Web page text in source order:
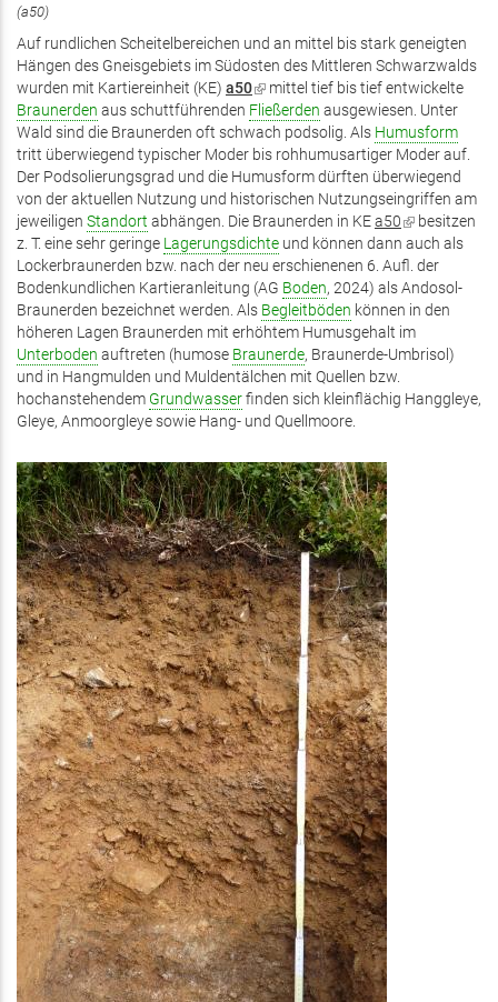
(a50)
Auf rundlichen Scheitelbereichen und an mittel bis stark geneigten
Hängen des Gneisgebiets im Südosten des Mittleren Schwarzwalds
wurden mit Kartiereinheit (KE) a50(Link
ist
extern)
mittel tief bis tief entwickelte
Braunerden aus schuttführenden Fließerden ausgewiesen. Unter
Wald sind die Braunerden oft schwach podsolig. Als Humusform
tritt überwiegend typischer Moder bis rohhumusartiger Moder auf.
Der Podsolierungsgrad und die Humusform dürften überwiegend
von der aktuellen Nutzung und historischen Nutzungseingriffen am
jeweiligen Standort abhängen. Die Braunerden in KEa50(Link
ist
extern)
besitzen
z. T. eine sehr geringe Lagerungsdichte und können dann auch als
Lockerbraunerden bzw. nach der neu erschienenen 6. Aufl. der
Bodenkundlichen Kartieranleitung (AG Boden, 2024) als Andosol-
Braunerden bezeichnet werden. Als Begleitböden können in den
höheren Lagen Braunerden mit erhöhtem Humusgehalt im
Unterboden auftreten (humose Braunerde, Braunerde-Umbrisol)
und in Hangmulden und Muldentälchen mit Quellen bzw.
hochanstehendem Grundwasserfinden sich kleinflächig Hanggleye,
Gleye, Anmoorgleye sowie Hang- und Quellmoore.